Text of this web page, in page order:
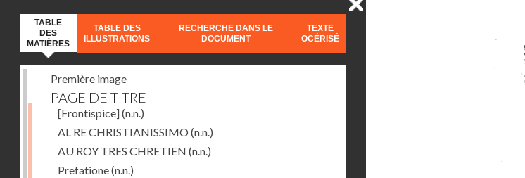
TABLE
DES
MATIÈRES
TABLE DES
ILLUSTRATIONS
RECHERCHE DANS LE
DOCUMENT
TEXTE
OCÉRISÉ
Première image
PAGE DE TITRE
[Frontispice](n.n.)
AL RE CHRISTIANISSIMO (n.n.)
AU ROY TRES CHRETIEN (n.n.)
Prefatione(n.n.)